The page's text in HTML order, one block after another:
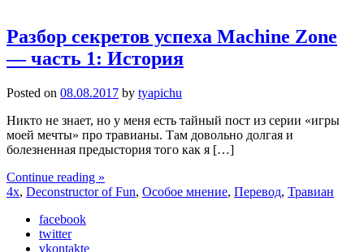
Разбор секретов успеха Machine Zone
— часть 1: История
Posted on 08.08.2017 by tyapichu
Никто не знает, но у меня есть тайный пост из серии «игры
моей мечты» про травианы. Там довольно долгая и
болезненная предыстория того как я […]
Continue reading »
4x, Deconstructor of Fun, Особое мнение, Перевод, Травиан
facebook
twitter
vkontakte